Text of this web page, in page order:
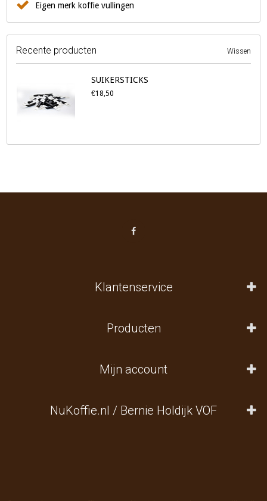
Eigen merk koffie vullingen
Recente producten Wissen
SUIKERSTICKS
€18,50
Klantenservice
Producten
Mijn account
NuKoffie.nl / Bernie Holdijk VOF